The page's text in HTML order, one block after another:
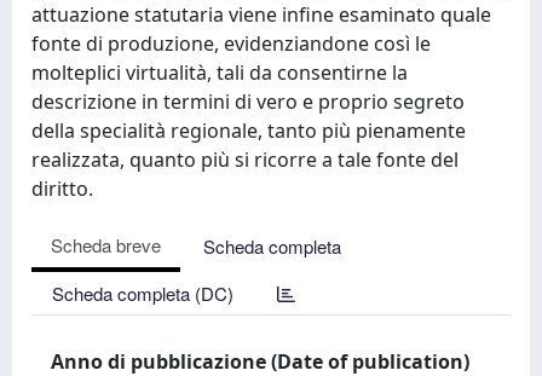
attuazione statutaria viene infine esaminato quale
fonte di produzione, evidenziandone così le
molteplici virtualità, tali da consentirne la
descrizione in termini di vero e proprio segreto
della specialità regionale, tanto più pienamente
realizzata, quanto più si ricorre a tale fonte del
diritto.
Scheda breve
Scheda completa
Scheda completa (DC)
Anno di pubblicazione (Date of publication)